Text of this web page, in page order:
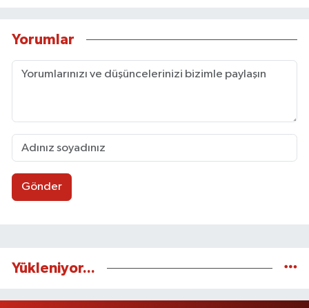
Yorumlar
Gönder
Yükleniyor...